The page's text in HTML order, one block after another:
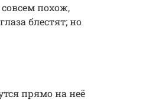
совсем похож,
блестят; но
прямо на неё